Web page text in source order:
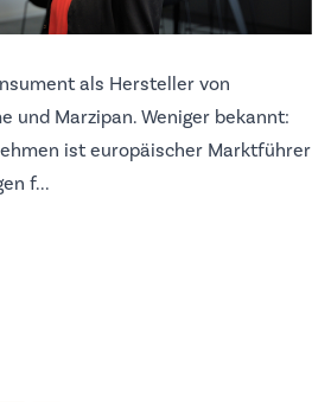
als Hersteller von
und Marzipan. Weniger bekannt:
ist europäischer Marktführer
f...